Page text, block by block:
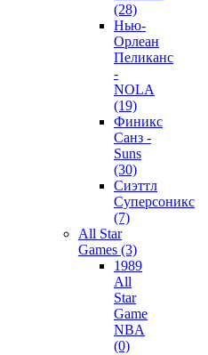
(28)
Нью-
Орлеан
Пеликанс
-
NOLA
(19)
Финикс
Санз -
Suns
(30)
Сиэттл
Суперсоникс
(7)
All Star
Games (3)
1989
All
Star
Game
NBA
(0)